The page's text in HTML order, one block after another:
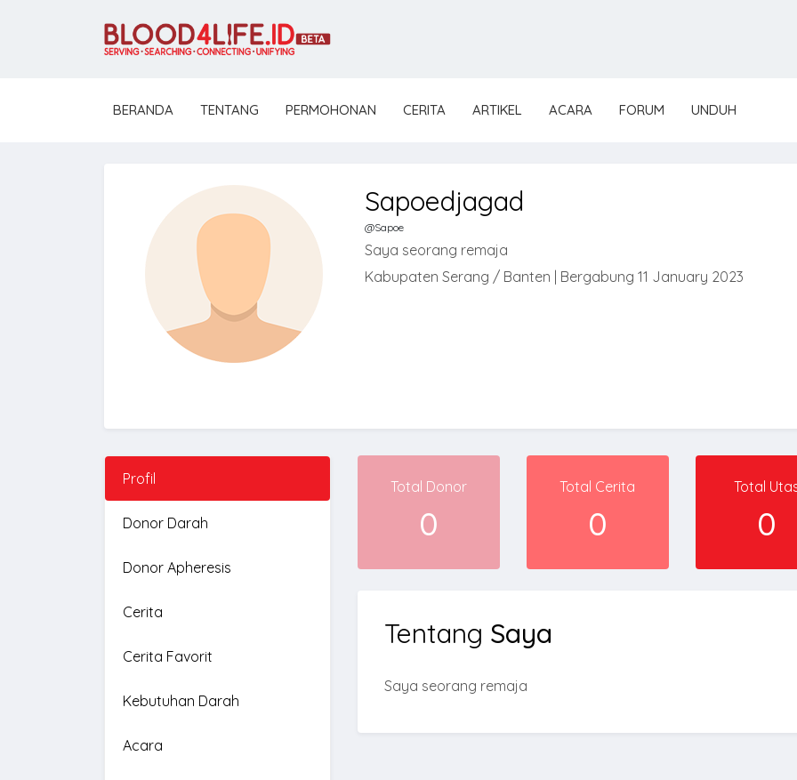
BERANDA TENTANG PERMOHONAN CERITA ARTIKEL ACARA FORUM UNDUH
Sapoedjagad
@Sapoe
Saya seorang remaja
Kabupaten Serang / Banten | Bergabung 11 January 2023
Profil
Donor Darah
Donor Apheresis
Cerita
Cerita Favorit
Kebutuhan Darah
Acara
Total Donor
0
Total Cerita
0
Total
0
Tentang Saya
Saya seorang remaja